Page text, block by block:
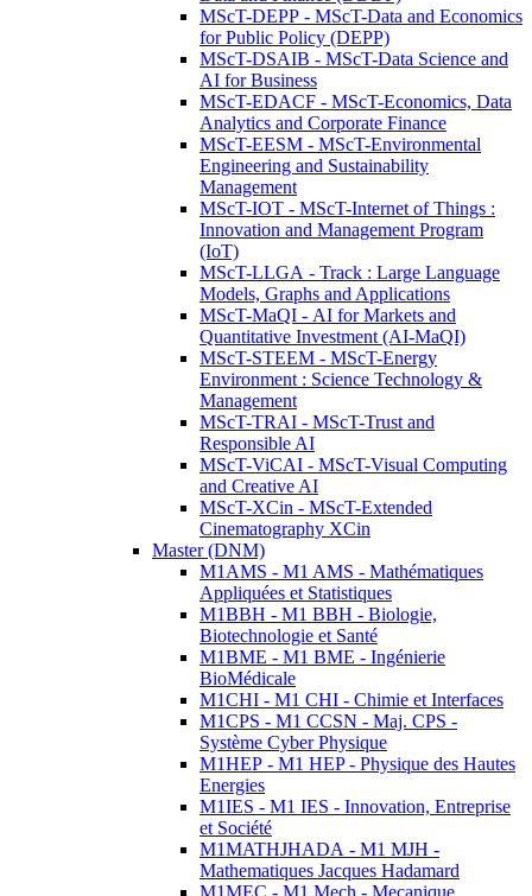
MScT-DEPP - MScT-Data and Economics
for Public Policy (DEPP)
MScT-DSAIB - MScT-Data Science and
AI for Business
MScT-EDACF - MScT-Economics, Data
Analytics and Corporate Finance
MScT-EESM - MScT-Environmental
Engineering and Sustainability
Management
MScT-IOT - MScT-Internet of Things :
Innovation and Management Program
(IoT)
MScT-LLGA - Track : Large Language
Models, Graphs and Applications
MScT-MaQI - AI for Markets and
Quantitative Investment (AI-MaQI)
MScT-STEEM - MScT-Energy
Environment : Science Technology &
Management
MScT-TRAI - MScT-Trust and
Responsible AI
MScT-ViCAI - MScT-Visual Computing
and Creative AI
MScT-XCin - MScT-Extended
Cinematography XCin
Master (DNM)
M1AMS - M1 AMS - Mathématiques
Appliquées et Statistiques
M1BBH - M1 BBH - Biologie,
Biotechnologie et Santé
M1BME - M1 BME - Ingénierie
BioMédicale
M1CHI - M1 CHI - Chimie et Interfaces
M1CPS - M1 CCSN - Maj. CPS -
Système Cyber Physique
M1HEP - M1 HEP - Physique des Hautes
Energies
M1IES - M1 IES - Innovation, Entreprise
et Société
M1MATHJHADA - M1 MJH -
Mathematiques Jacques Hadamard
M1MEC - M1 Mech - Mecanique